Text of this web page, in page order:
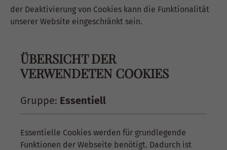
der Deaktivierung von Cookies kann die Funktionalität
unserer Website eingeschränkt sein.
ÜBERSICHT DER
VERWENDETEN COOKIES
Gruppe: Essentiell
Essentielle Cookies werden für grundlegende
Funktionen der Webseite benötigt. Dadurch ist